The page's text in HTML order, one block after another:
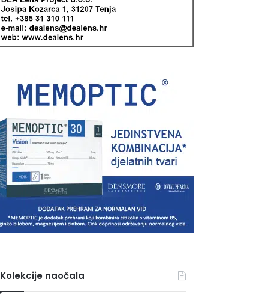
Kolekcije naočala